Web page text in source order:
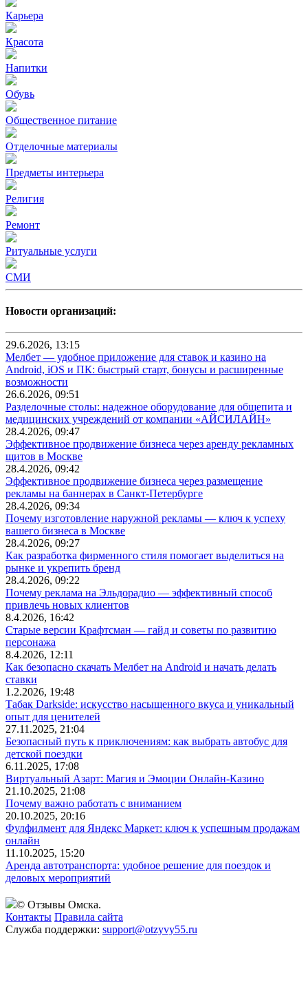
Карьера
Красота
Напитки
Обувь
Общественное питание
Отделочные материалы
Предметы интерьера
Религия
Ремонт
Ритуальные услуги
СМИ
Новости организаций:
29.6.2026, 13:15
Мелбет — удобное приложение для ставок и казино на
Android, iOS и ПК: быстрый старт, бонусы и расширенные
возможности
26.6.2026, 09:51
Разделочные столы: надежное оборудование для общепита и
медицинских учреждений от компании «АЙСИЛАЙН»
28.4.2026, 09:47
Эффективное продвижение бизнеса через аренду рекламных
щитов в Москве
28.4.2026, 09:42
Эффективное продвижение бизнеса через размещение
рекламы на баннерах в Санкт-Петербурге
28.4.2026, 09:34
Почему изготовление наружной рекламы — ключ к успеху
вашего бизнеса в Москве
28.4.2026, 09:27
Как разработка фирменного стиля помогает выделиться на
рынке и укрепить бренд
28.4.2026, 09:22
Почему реклама на Эльдорадио — эффективный способ
привлечь новых клиентов
8.4.2026, 16:42
Старые версии Крафтсман — гайд и советы по развитию
персонажа
8.4.2026, 12:11
Как безопасно скачать Мелбет на Android и начать делать
ставки
1.2.2026, 19:48
Табак Darkside: искусство насыщенного вкуса и уникальный
опыт для ценителей
27.11.2025, 21:04
Безопасный путь к приключениям: как выбрать автобус для
детской поездки
6.11.2025, 17:08
Виртуальный Азарт: Магия и Эмоции Онлайн-Казино
21.10.2025, 21:08
Почему важно работать с вниманием
20.10.2025, 20:16
Фулфилмент для Яндекс Маркет: ключ к успешным продажам
онлайн
11.10.2025, 15:20
Аренда автотранспорта: удобное решение для поездок и
деловых мероприятий
© Отзывы Омска.
Контакты Правила сайта
Служба поддержки: support@otzyvy55.ru